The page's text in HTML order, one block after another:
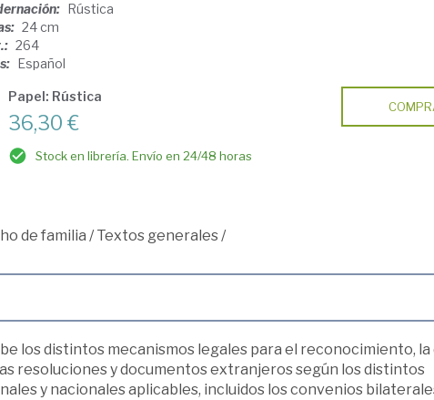
Rústica
24 cm
264
Español
Papel: Rústica
36,30 €
Stock en librería. Envío en 24/48 horas
de familia /Textos generales/
los distintos mecanismos legales para el reconocimiento,
resoluciones y documentos extranjeros según los distintos
y nacionales aplicables, incluidos los convenios